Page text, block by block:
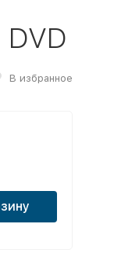
В избранное